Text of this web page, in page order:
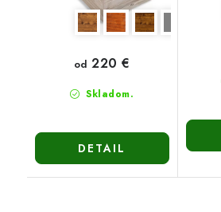
Skladom.
od 220 €
DETAIL